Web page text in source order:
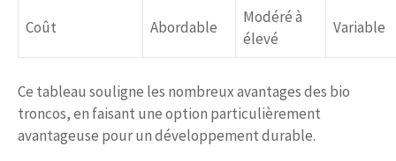
Coût Abordable
Modéré à
élevé
Variable
Ce tableau souligne les nombreux avantages des bio
troncos, en faisant une option particulièrement
avantageuse pour un développement durable.